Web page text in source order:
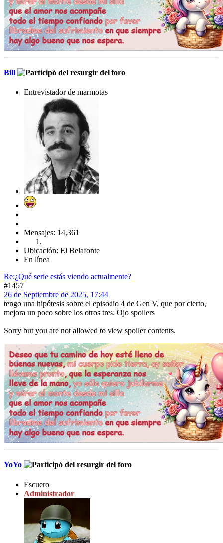
Bill
Entrevistador de marmotas
Mensajes: 14,361
Ubicación: El Belafonte
En línea
Re:¿Qué serie estás viendo actualmente?
#1457
26 de Septiembre de 2025, 17:44
tengo una hipótesis sobre el episodio 4 de Gen V, que por cierto,
mejora un poco sobre los otros tres. Ojo spoilers
Sorry but you are not allowed to view spoiler contents.
YoYo
Escuero
Administrador